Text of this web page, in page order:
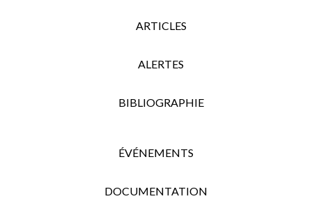
ARTICLES
ALERTES
BIBLIOGRAPHIE
ÉVÉNEMENTS
DOCUMENTATION